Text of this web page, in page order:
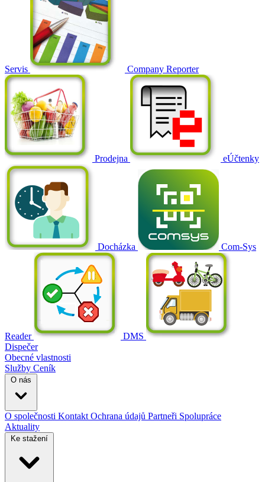
Servis Company Reporter
Prodejna eÚčtenky
Docházka Com-Sys
Reader
DMS
Dispečer
Obecné vlastnosti
Služby Ceník
O nás
O společnosti Kontakt Ochrana údajů Partneři Spolupráce
Aktuality
Ke stažení